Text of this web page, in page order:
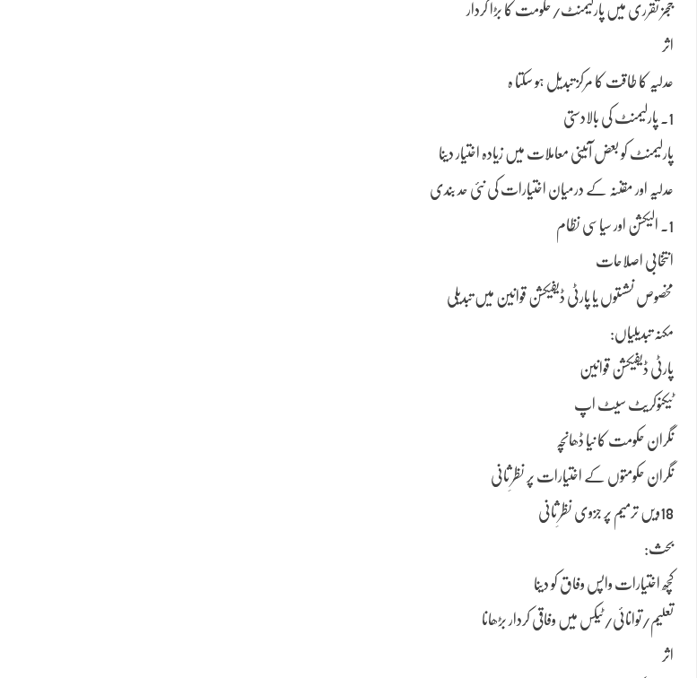
ججز تقرری میں پارلیمنٹ/حکومت کا بڑا کردار
اثر
عدلیہ کا طاقت کا مرکز تبدیل ہو سکتا ہ
1. پارلیمنٹ کی بالادستی
پارلیمنٹ کو بعض آئینی معاملات میں زیادہ اختیار دینا
عدلیہ اور مقننہ کے درمیان اختیارات کی نئی حد بندی
1. الیکشن اور سیاسی نظام
انتخابی اصلاحات
مخصوص نشستوں یا پارٹی ڈیفیکشن قوانین میں تبدیلی
مکنہ تبدیلیاں:
پارٹی ڈیفیکشن قوانین
ٹیکنوکریٹ سیٹ اپ
نگران حکومت کا نیا ڈھانچہ
نگران حکومتوں کے اختیارات پر نظرِ ثانی
18ویں ترمیم پر جزوی نظرِ ثانی
بحث:
کچھ اختیارات واپس وفاق کو دینا
تعلیم/توانائی/ٹیکس میں وفاقی کردار بڑھانا
اثر